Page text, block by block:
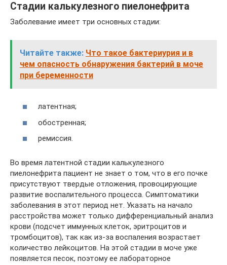
Стадии калькулезного пиелонефрита
Заболевание имеет три основных стадии:
Читайте также: Что такое бактериурия и в
чем опасность обнаружения бактерий в моче
при беременности
латентная;
обостренная;
ремиссия.
Во время латентной стадии калькулезного
пиелонефрита пациент не знает о том, что в его почке
присутствуют твердые отложения, провоцирующие
развитие воспалительного процесса. Симптоматики
заболевания в этот период нет. Указать на начало
расстройства может только дифференциальный анализ
крови (подсчет иммунных клеток, эритроцитов и
тромбоцитов), так как из-за воспаления возрастает
количество лейкоцитов. На этой стадии в моче уже
появляется песок, поэтому ее лабораторное